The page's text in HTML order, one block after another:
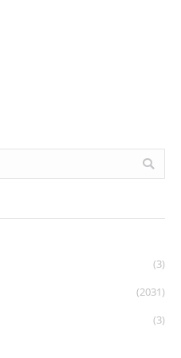
(3)
(2031)
(3)